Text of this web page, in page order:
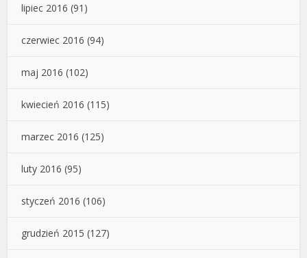
lipiec 2016 (91)
czerwiec 2016 (94)
maj 2016 (102)
kwiecień 2016 (115)
marzec 2016 (125)
luty 2016 (95)
styczeń 2016 (106)
grudzień 2015 (127)